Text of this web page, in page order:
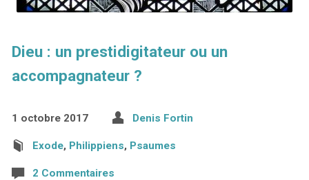
Dieu : un prestidigitateur ou un
accompagnateur ?
1 octobre 2017 Denis Fortin
Exode, Philippiens, Psaumes
2 Commentaires